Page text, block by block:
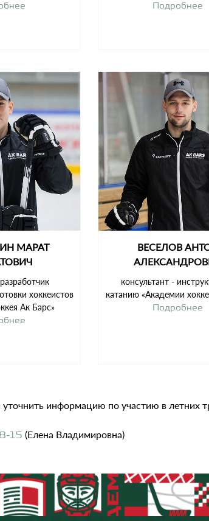
Подробнее
МАРАТ
хоккеистов
Ак Барс»
ВЕСЕЛОВ
консультант -
катанию «Академии
Подробнее
уточнить информацию по участию в летних
15 (Елена Владимировна)